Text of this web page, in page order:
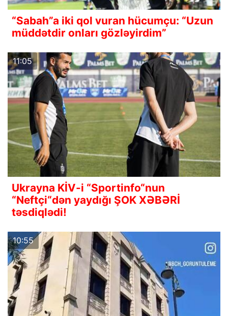
“Sabah”a iki qol vuran hücumçu: “Uzun
müddətdir onları gözləyirdim”
11:05
Ukrayna KİV-i “Sportinfo“nun
“Neftçi“dən yaydığı ŞOK XƏBƏRİ
təsdiqlədi!
10:55